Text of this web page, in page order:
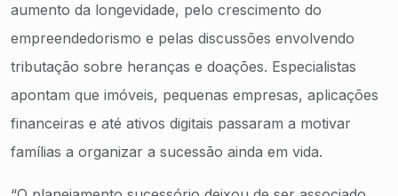
aumento da longevidade, pelo crescimento do
empreendedorismo e pelas discussões envolvendo
tributação sobre heranças e doações. Especialistas
apontam que imóveis, pequenas empresas, aplicações
financeiras e até ativos digitais passaram a motivar
famílias a organizar a sucessão ainda em vida.